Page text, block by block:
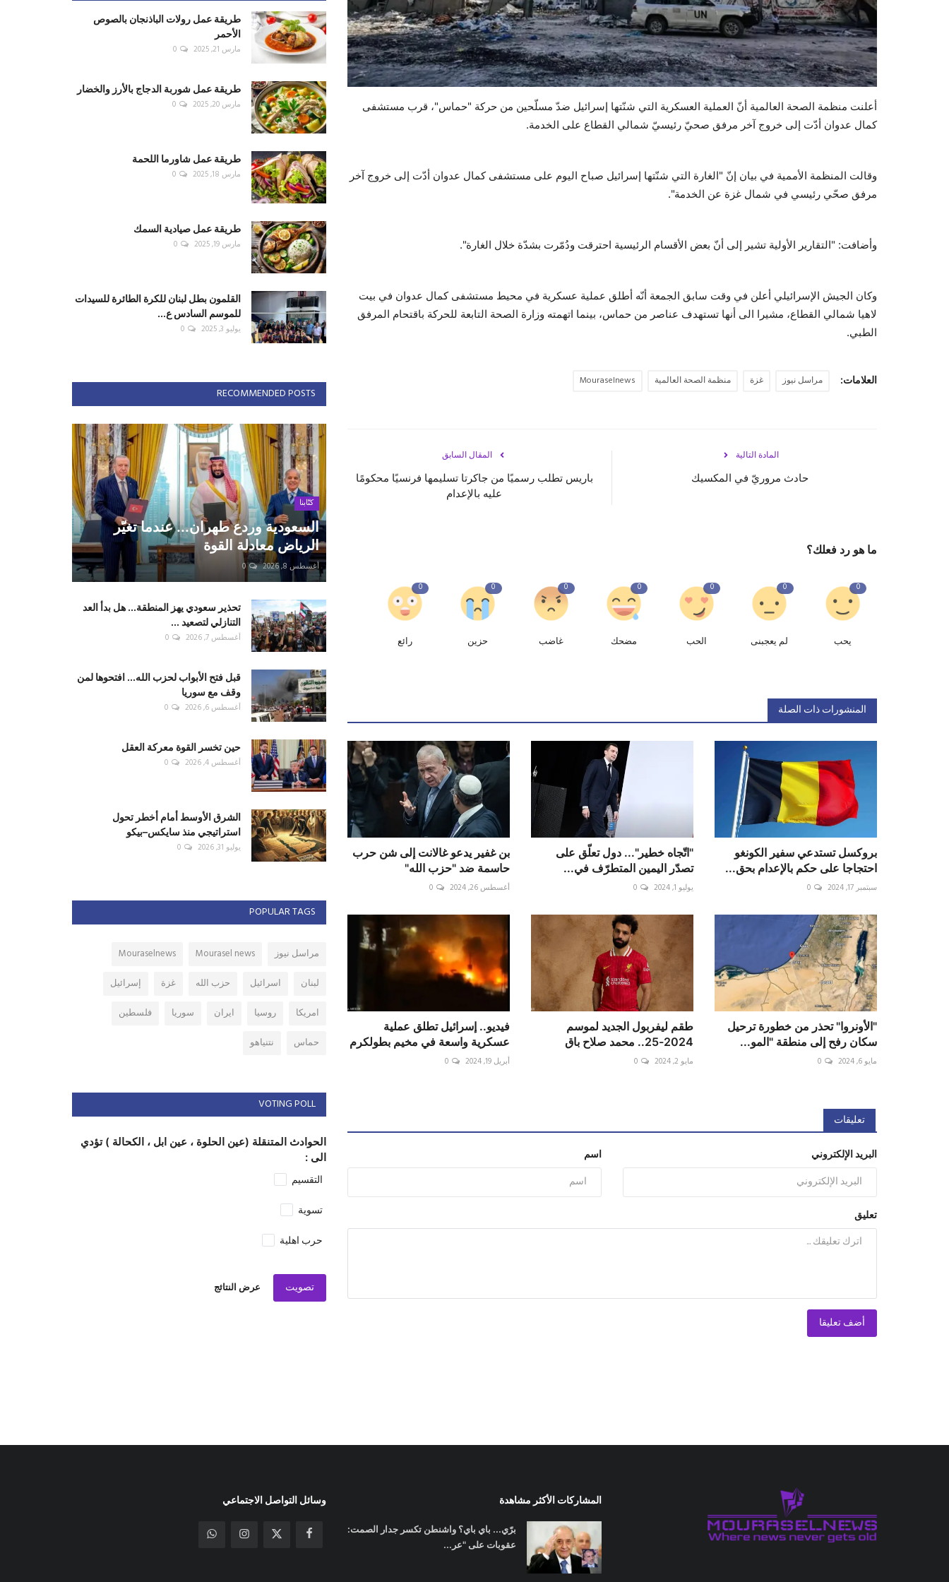
أعلنت منظمة الصحة العالمية أنّ العملية العسكرية التي شنّتها إسرائيل ضدّ مسلّحين من حركة "حماس"، قرب مستشفى
كمال عدوان أدّت إلى خروج آخر مرفق صحيّ رئيسيّ شمالي القطاع على الخدمة.
وقالت المنظمة الأممية في بيان إنّ "الغارة التي شنّتها إسرائيل صباح اليوم على مستشفى كمال عدوان أدّت إلى خروج آخر
مرفق صحّي رئيسي في شمال غزة عن الخدمة".
وأضافت: "التقارير الأولية تشير إلى أنّ بعض الأقسام الرئيسية احترقت ودُمّرت بشدّة خلال الغارة".
وكان الجيش الإسرائيلي أعلن في وقت سابق الجمعة أنّه أطلق عملية عسكرية في محيط مستشفى كمال عدوان في بيت
لاهيا شمالي القطاع، مشيرا الى أنها تستهدف عناصر من حماس، بينما اتهمته وزارة الصحة التابعة للحركة باقتحام المرفق
الطبي.
العلامات: مراسل نيوز غزة منظمة الصحة العالمية Mouraselnews
المقال السابق
باريس تطلب رسميًا من جاكرتا تسليمها فرنسيًا محكومًا
عليه بالإعدام
المادة التالية
حادث مروريّ في المكسيك
ما هو رد فعلك؟
0
يحب
0
لم يعجبنى
0
الحب
0
مضحك
0
غاضب
0
حزين
0
رائع
المنشورات ذات الصلة
بروكسل تستدعي سفير الكونغو
احتجاجا على حكم بالإعدام بحق...
سبتمبر 17, 2024 0
"اتّجاه خطير"... دول تعلّق على
تصدّر اليمين المتطرّف في...
يوليو 1, 2024 0
بن غفير يدعو غالانت إلى شن حرب
حاسمة ضد "حزب الله"
أغسطس 26, 2024 0
"الأونروا" تحذر من خطورة ترحيل
سكان رفح إلى منطقة "المو...
مايو 6, 2024 0
طقم ليفربول الجديد لموسم
2024-25.. محمد صلاح باق
مايو 2, 2024 0
فيديو.. إسرائيل تطلق عملية
عسكرية واسعة في مخيم بطولكرم
أبريل 19, 2024 0
تعليقات
اسم البريد الإلكتروني
تعليق
أضف تعليقا
طريقة عمل رولات الباذنجان بالصوص
الأحمر
مارس 21, 2025 0
طريقة عمل شوربة الدجاج بالأرز والخضار
مارس 20, 2025 0
طريقة عمل شاورما اللحمة
مارس 18, 2025 0
طريقة عمل صيادية السمك
مارس 19, 2025 0
القلمون بطل لبنان للكرة الطائرة للسيدات
للموسم السادس ع...
يوليو 3, 2025 0
RECOMMENDED POSTS
كتّابنا
السعودية وردع طهران... عندما تغيّر
الرياض معادلة القوة
أغسطس 8, 2026 0
تحذير سعودي يهز المنطقة... هل بدأ العد
التنازلي لتصعيد ...
أغسطس 7, 2026 0
قبل فتح الأبواب لحزب الله... افتحوها لمن
وقف مع سوريا
أغسطس 6, 2026 0
حين تخسر القوة معركة العقل
أغسطس 4, 2026 0
الشرق الأوسط أمام أخطر تحول
استراتيجي منذ سايكس–بيكو
يوليو 31, 2026 0
POPULAR TAGS
مراسل نيوز Mourasel news
Mouraselnews
لبنان
اسرائيل حزب الله غزة
إسرائيل
امريكا
روسيا ايران سوريا
فلسطين
حماس
نتنياهو
VOTING POLL
الحوادث المتنقلة (عين الحلوة ، عين ابل ، الكحالة ) تؤدي
الى :
التقسيم
تسوية
حرب اهلية
تصويت عرض النتائج
المشاركات الأكثر مشاهدة
برّي... باي باي؟ واشنطن تكسر جدار الصمت:
عقوبات على "عر...
وسائل التواصل الاجتماعي